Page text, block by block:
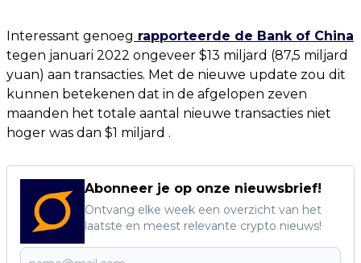
Interessant genoeg rapporteerde de Bank of China
tegen januari 2022 ongeveer $13 miljard (87,5 miljard
yuan) aan transacties. Met de nieuwe update zou dit
kunnen betekenen dat in de afgelopen zeven
maanden het totale aantal nieuwe transacties niet
hoger was dan $1 miljard .
Abonneer je op onze nieuwsbrief!
Ontvang elke week een overzicht van het
laatste en meest relevante crypto nieuws!